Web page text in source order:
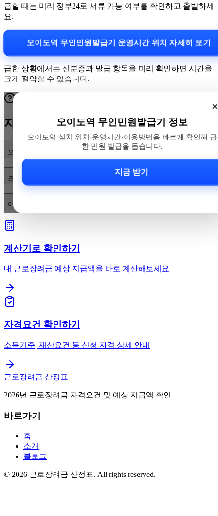
급할 때는 미리 정부24로 서류 가능 여부를 확인하고 출발하세
요.
오이도역 무인민원발급기 운영시간 위치 자세히 보기
급한 상황에서는 신분증과 발급 항목을 미리 확인하면 시간을
크게 절약할 수 있습니다.
×
오이도역 무인민원발급기 정보
오이도역 설치 위치·운영시간·이용방법을 빠르게 확인해 급
한 민원 발급을 돕습니다.
지금 받기
자주 묻는 질문
오이도역 무인민원발급기 위치는 어디인가요?
오이도역 무인민원발급기 운영시간은 어떻게 되나요?
어떤 서류를 발급할 수 있고 발급 절차·수수료는 어떻게 되나요?
계산기로 확인하기
내 근로장려금 예상 지급액을 바로 계산해보세요
자격요건 확인하기
소득기준, 재산요건 등 신청 자격 상세 안내
근로장려금 산정표
2026년 근로장려금 자격요건 및 예상 지급액 확인
바로가기
홈
소개
블로그
© 2026 근로장려금 산정표. All rights reserved.